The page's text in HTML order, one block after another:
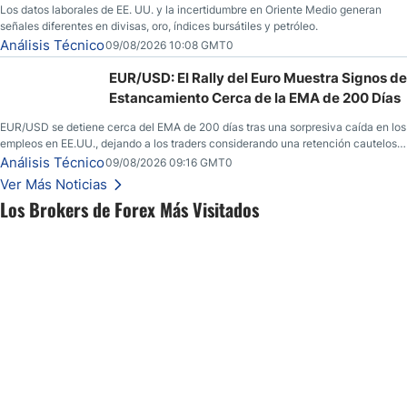
Los Brokers de Forex Más Visitados
Los datos laborales de EE. UU. y la incertidumbre en Oriente Medio generan
señales diferentes en divisas, oro, índices bursátiles y petróleo.
Análisis Técnico09/08/2026 10:08 GMT0
EUR/USD: El Rally del Euro Muestra Signos de
Estancamiento Cerca de la EMA de 200 Días
EUR/USD se detiene cerca del EMA de 200 días tras una sorpresiva caída en los
empleos en EE.UU., dejando a los traders considerando una retención cautelosa
ante un fin de semana incierto.
Análisis Técnico09/08/2026 09:16 GMT0
Ver Más Noticias